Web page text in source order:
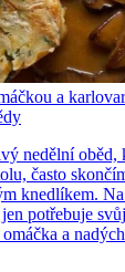
a
nedělní oběd,
často
knedlíkem.
potřebuje
a